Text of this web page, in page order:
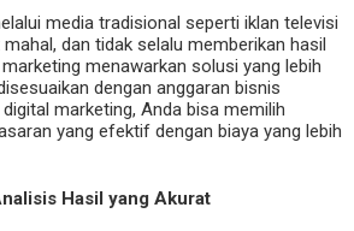
media tradisional seperti iklan televisi
dan tidak selalu memberikan hasil
menawarkan solusi yang lebih
dengan anggaran bisnis
marketing, Anda bisa memilih
yang efektif dengan biaya yang lebih
Hasil yang Akurat